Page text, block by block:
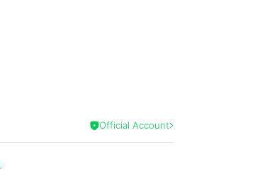
Official Account